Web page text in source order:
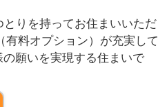
りを持ってお住まいいただ
料オプション）が充実して
願いを実現する住まいで